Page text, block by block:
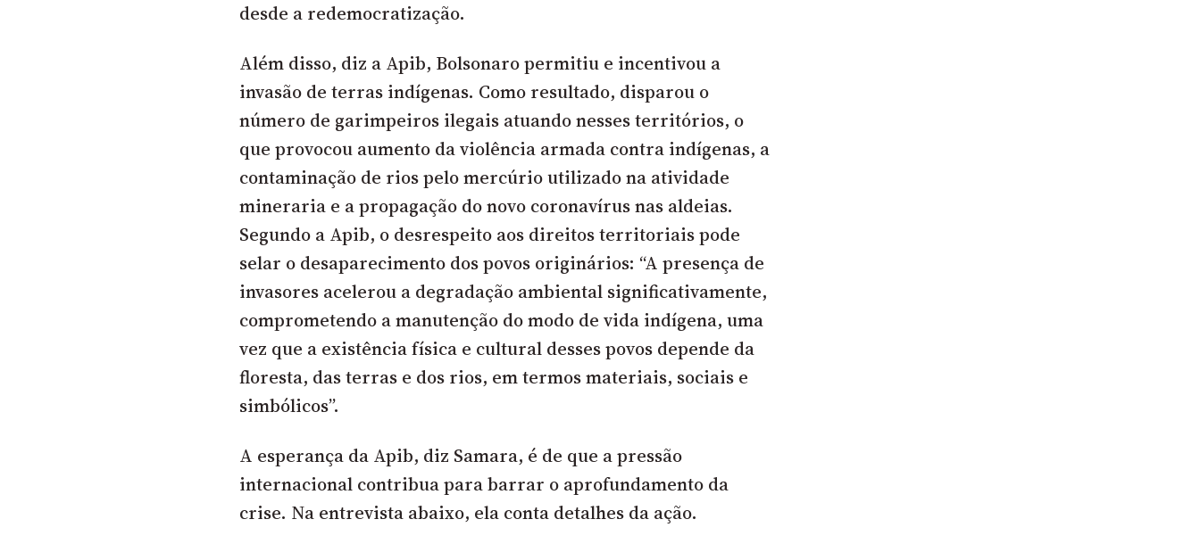
desde a redemocratização.
Além disso, diz a Apib, Bolsonaro permitiu e incentivou a
invasão de terras indígenas. Como resultado, disparou o
número de garimpeiros ilegais atuando nesses territórios, o
que provocou aumento da violência armada contra indígenas, a
contaminação de rios pelo mercúrio utilizado na atividade
mineraria e a propagação do novo coronavírus nas aldeias.
Segundo a Apib, o desrespeito aos direitos territoriais pode
selar o desaparecimento dos povos originários: “A presença de
invasores acelerou a degradação ambiental significativamente,
comprometendo a manutenção do modo de vida indígena, uma
vez que a existência física e cultural desses povos depende da
floresta, das terras e dos rios, em termos materiais, sociais e
simbólicos”.
A esperança da Apib, diz Samara, é de que a pressão
internacional contribua para barrar o aprofundamento da
crise. Na entrevista abaixo, ela conta detalhes da ação.